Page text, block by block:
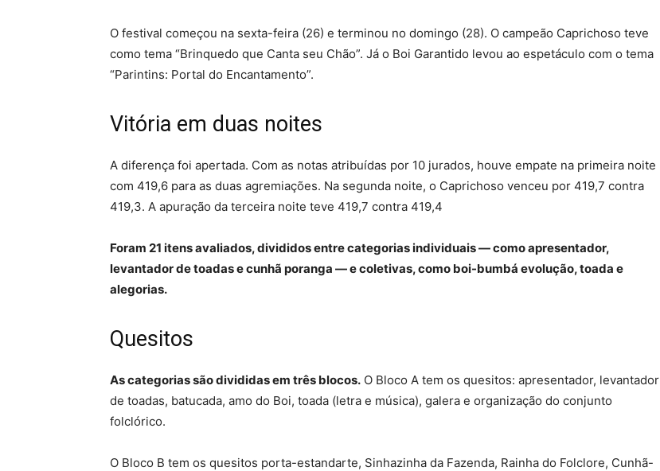
O festival começou na sexta-feira (26) e terminou no domingo (28). O campeão Caprichoso teve
como tema “Brinquedo que Canta seu Chão”. Já o Boi Garantido levou ao espetáculo com o tema
“Parintins: Portal do Encantamento”.
Vitória em duas noites
A diferença foi apertada. Com as notas atribuídas por 10 jurados, houve empate na primeira noite
com 419,6 para as duas agremiações. Na segunda noite, o Caprichoso venceu por 419,7 contra
419,3. A apuração da terceira noite teve 419,7 contra 419,4
Foram 21 itens avaliados, divididos entre categorias individuais — como apresentador,
levantador de toadas e cunhã poranga — e coletivas, como boi-bumbá evolução, toada e
alegorias.
Quesitos
As categorias são divididas em três blocos. O Bloco A tem os quesitos: apresentador, levantador
de toadas, batucada, amo do Boi, toada (letra e música), galera e organização do conjunto
folclórico.
O Bloco B tem os quesitos porta-estandarte, Sinhazinha da Fazenda, Rainha do Folclore, Cunhã-